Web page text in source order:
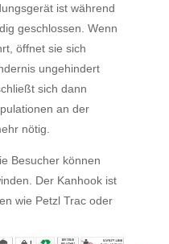
ist während
geschlossen. Wenn
öffnet sie sich
ungehindert
sich dann
an der
nötig.
Besucher können
Der Kanhook ist
wie Petzl Trac oder